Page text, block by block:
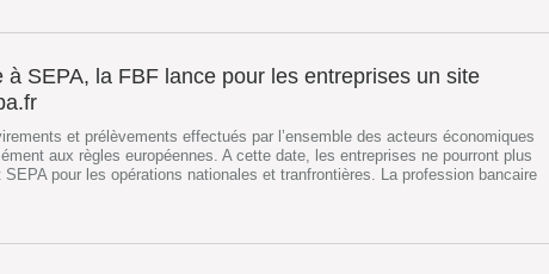
à SEPA, la FBF lance pour les entreprises un site
et prélèvements effectués par l’ensemble des acteurs économiques
aux règles européennes. A cette date, les entreprises ne pourront plus
pour les opérations nationales et tranfrontières. La profession bancaire